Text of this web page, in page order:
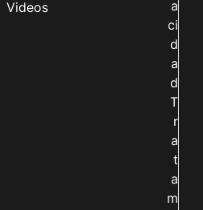
SUS
FERIA
QUE
Y CREAN’
Videos
a
ci
d
a
d
T
r
a
t
a
m